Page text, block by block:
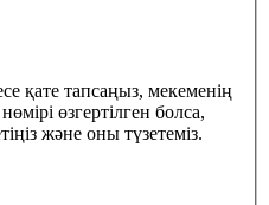
қате тапсаңыз, мекеменің
өзгертілген болса,
және оны түзетеміз.